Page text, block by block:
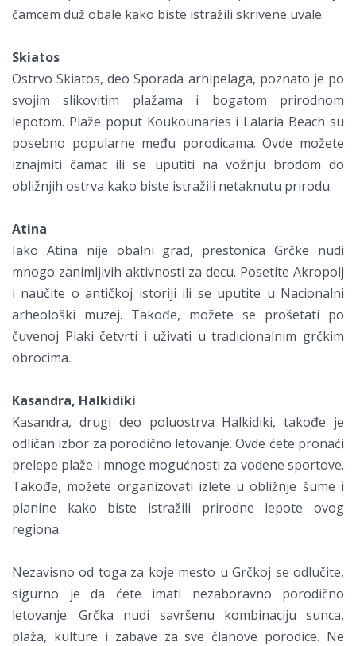
čamcem duž obale kako biste istražili skrivene uvale.
Skiatos
Ostrvo Skiatos, deo Sporada arhipelaga, poznato je po
svojim slikovitim plažama i bogatom prirodnom
lepotom. Plaže poput Koukounaries i Lalaria Beach su
posebno popularne među porodicama. Ovde možete
iznajmiti čamac ili se uputiti na vožnju brodom do
obližnjih ostrva kako biste istražili netaknutu prirodu.
Atina
Iako Atina nije obalni grad, prestonica Grčke nudi
mnogo zanimljivih aktivnosti za decu. Posetite Akropolj
i naučite o antičkoj istoriji ili se uputite u Nacionalni
arheološki muzej. Takođe, možete se prošetati po
čuvenoj Plaki četvrti i uživati u tradicionalnim grčkim
obrocima.
Kasandra, Halkidiki
Kasandra, drugi deo poluostrva Halkidiki, takođe je
odličan izbor za porodično letovanje. Ovde ćete pronaći
prelepe plaže i mnoge mogućnosti za vodene sportove.
Takođe, možete organizovati izlete u obližnje šume i
planine kako biste istražili prirodne lepote ovog
regiona.
Nezavisno od toga za koje mesto u Grčkoj se odlučite,
sigurno je da ćete imati nezaboravno porodično
letovanje. Grčka nudi savršenu kombinaciju sunca,
plaža, kulture i zabave za sve članove porodice. Ne